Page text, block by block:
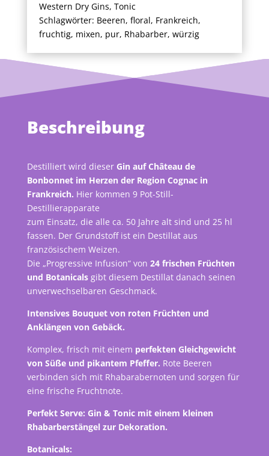
Western Dry Gins, Tonic
Schlagwörter: Beeren, floral, Frankreich,
fruchtig, mixen, pur, Rhabarber, würzig
Beschreibung
Destilliert wird dieser Gin auf Château de
Bonbonnet im Herzen der Region Cognac in
Frankreich. Hier kommen 9 Pot-Still-
Destillierapparate
zum Einsatz, die alle ca. 50 Jahre alt sind und 25 hl
fassen. Der Grundstoff ist ein Destillat aus
französischem Weizen.
Die „Progressive Infusion“ von 24 frischen Früchten
und Botanicalsgibt diesem Destillat danach seinen
unverwechselbaren Geschmack.
Intensives Bouquet von roten Früchten und
Anklängen von Gebäck.
Komplex, frisch mit einem perfekten Gleichgewicht
von Süße und pikantem Pfeffer. Rote Beeren
verbinden sich mit Rhabarabernoten und sorgen für
eine frische Fruchtnote.
Perfekt Serve: Gin & Tonic mit einem kleinen
Rhabarberstängel zur Dekoration.
Botanicals: